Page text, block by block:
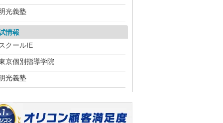
光義塾
情報
クールIE
京個別指導学院
光義塾